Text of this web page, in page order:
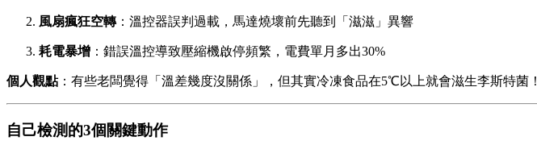
風扇瘋狂空轉：溫控器誤判過載，馬達燒壞前先聽到「滋滋」異響
耗電暴增 ：錯誤溫控導致壓縮機啟停頻繁，電費單月多出30%
個人觀點：有些老闆覺得「溫差幾度沒關係」，但其實冷凍食品在5℃以上就會滋生李斯特菌！
自己檢測的3個關鍵動作